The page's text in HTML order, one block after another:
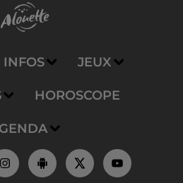
INFOS JEUX
HOROSCOPE